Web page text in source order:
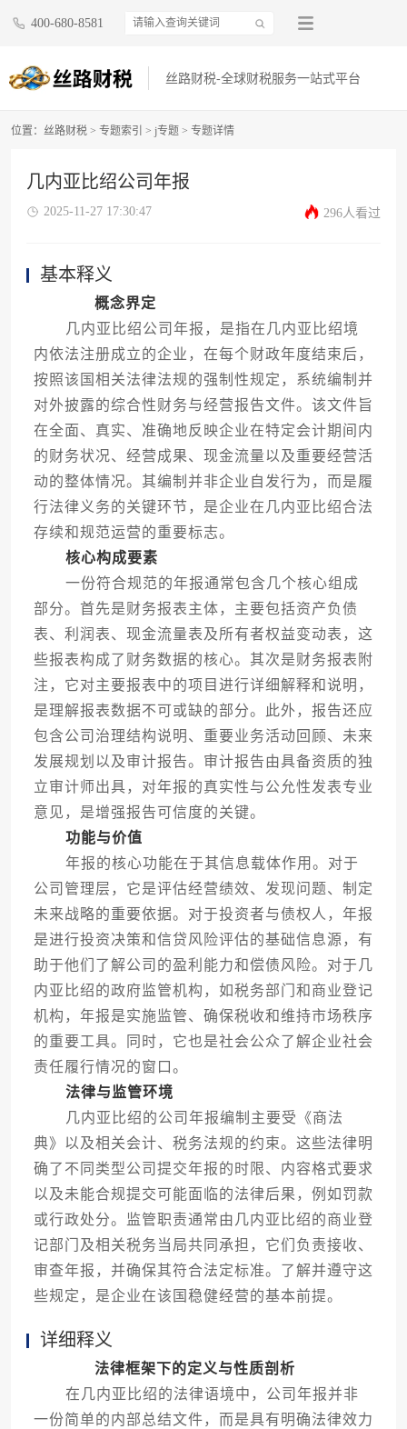
400-680-8581
丝路财税-全球财税服务一站式平台
位置： 丝路财税 > 专题索引 > j专题 > 专题详情
几内亚比绍公司年报
2025-11-27 17:30:47 296人看过
基本释义
概念界定
几内亚比绍公司年报，是指在几内亚比绍境
内依法注册成立的企业，在每个财政年度结束后，
按照该国相关法律法规的强制性规定，系统编制并
对外披露的综合性财务与经营报告文件。该文件旨
在全面、真实、准确地反映企业在特定会计期间内
的财务状况、经营成果、现金流量以及重要经营活
动的整体情况。其编制并非企业自发行为，而是履
行法律义务的关键环节，是企业在几内亚比绍合法
存续和规范运营的重要标志。
核心构成要素
一份符合规范的年报通常包含几个核心组成
部分。首先是财务报表主体，主要包括资产负债
表、利润表、现金流量表及所有者权益变动表，这
些报表构成了财务数据的核心。其次是财务报表附
注，它对主要报表中的项目进行详细解释和说明，
是理解报表数据不可或缺的部分。此外，报告还应
包含公司治理结构说明、重要业务活动回顾、未来
发展规划以及审计报告。审计报告由具备资质的独
立审计师出具，对年报的真实性与公允性发表专业
意见，是增强报告可信度的关键。
功能与价值
年报的核心功能在于其信息载体作用。对于
公司管理层，它是评估经营绩效、发现问题、制定
未来战略的重要依据。对于投资者与债权人，年报
是进行投资决策和信贷风险评估的基础信息源，有
助于他们了解公司的盈利能力和偿债风险。对于几
内亚比绍的政府监管机构，如税务部门和商业登记
机构，年报是实施监管、确保税收和维持市场秩序
的重要工具。同时，它也是社会公众了解企业社会
责任履行情况的窗口。
法律与监管环境
几内亚比绍的公司年报编制主要受《商法
典》以及相关会计、税务法规的约束。这些法律明
确了不同类型公司提交年报的时限、内容格式要求
以及未能合规提交可能面临的法律后果，例如罚款
或行政处分。监管职责通常由几内亚比绍的商业登
记部门及相关税务当局共同承担，它们负责接收、
审查年报，并确保其符合法定标准。了解并遵守这
些规定，是企业在该国稳健经营的基本前提。
详细释义
法律框架下的定义与性质剖析
在几内亚比绍的法律语境中，公司年报并非
一份简单的内部总结文件，而是具有明确法律效力